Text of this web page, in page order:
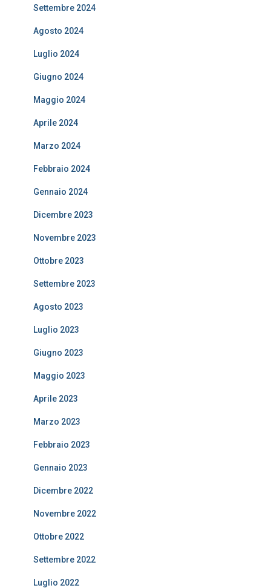
Settembre 2024
Agosto 2024
Luglio 2024
Giugno 2024
Maggio 2024
Aprile 2024
Marzo 2024
Febbraio 2024
Gennaio 2024
Dicembre 2023
Novembre 2023
Ottobre 2023
Settembre 2023
Agosto 2023
Luglio 2023
Giugno 2023
Maggio 2023
Aprile 2023
Marzo 2023
Febbraio 2023
Gennaio 2023
Dicembre 2022
Novembre 2022
Ottobre 2022
Settembre 2022
Luglio 2022